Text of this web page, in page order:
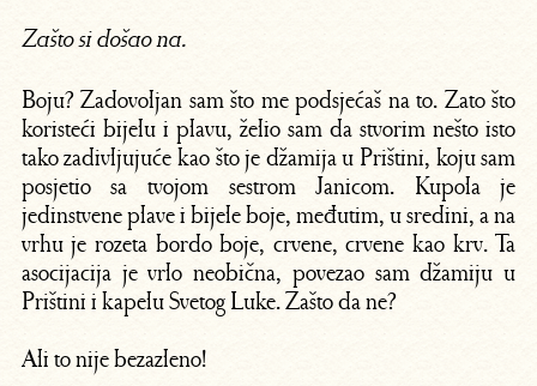
Zašto si došao na.
Boju? Zadovoljan sam što me podsjećaš na to. Zato što
koristeći bijelu i plavu, želio sam da stvorim nešto isto
tako zadivljujuće kao što je džamija u Prištini, koju sam
posjetio sa tvojom sestrom Janicom. Kupola je
jedinstvene plave i bijele boje, međutim, u sredini, a na
vrhu je rozeta bordo boje, crvene, crvene kao krv. Ta
asocijacija je vrlo neobična, povezao sam džamiju u
Prištini i kapelu Svetog Luke. Zašto da ne?
Ali to nije bezazleno!